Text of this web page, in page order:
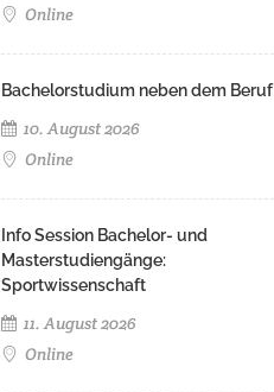
Online
Bachelorstudium neben dem Beruf
10. August 2026
Online
Info Session Bachelor- und
Masterstudiengänge:
Sportwissenschaft
11. August 2026
Online